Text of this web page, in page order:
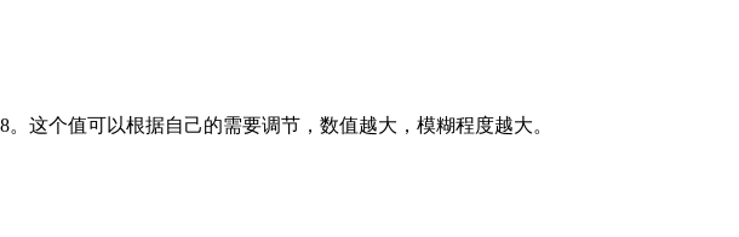
个值可以根据自己的需要调节，数值越大，模糊程度越大。